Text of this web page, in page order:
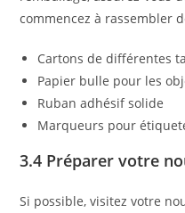
commencez à rassembler
Cartons de différentes
Papier bulle pour les
Ruban adhésif solide
Marqueurs pour
3.4 Préparer votre
Si possible, visitez votre